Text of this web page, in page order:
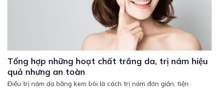
Tổng hợp những hoạt chất trắng da, trị nám hiệu
quả nhưng an toàn
Điều trị nám da bằng kem bôi là cách trị nám đơn giản, tiện